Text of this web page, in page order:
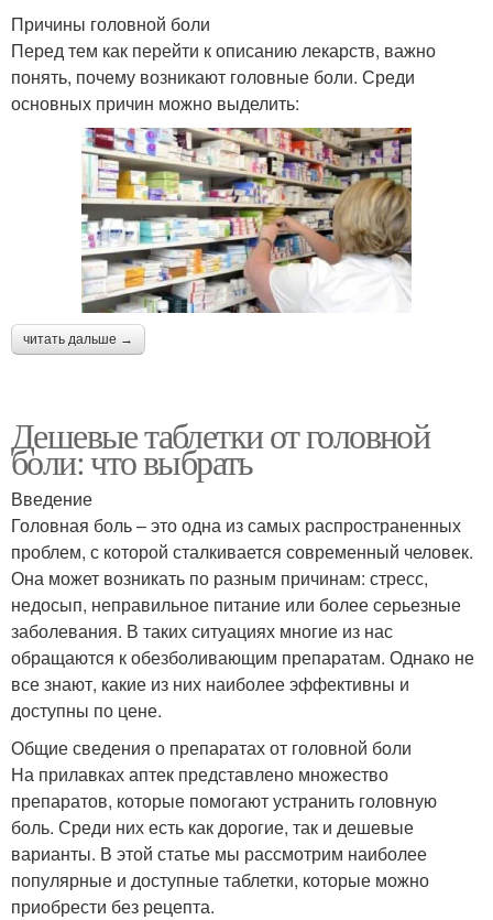
Причины головной боли
Перед тем как перейти к описанию лекарств, важно
понять, почему возникают головные боли. Среди
основных причин можно выделить:
читать дальше →
Дешевые таблетки от головной
боли: что выбрать
Введение
Головная боль – это одна из самых распространенных
проблем, с которой сталкивается современный человек.
Она может возникать по разным причинам: стресс,
недосып, неправильное питание или более серьезные
заболевания. В таких ситуациях многие из нас
обращаются к обезболивающим препаратам. Однако не
все знают, какие из них наиболее эффективны и
доступны по цене.
Общие сведения о препаратах от головной боли
На прилавках аптек представлено множество
препаратов, которые помогают устранить головную
боль. Среди них есть как дорогие, так и дешевые
варианты. В этой статье мы рассмотрим наиболее
популярные и доступные таблетки, которые можно
приобрести без рецепта.